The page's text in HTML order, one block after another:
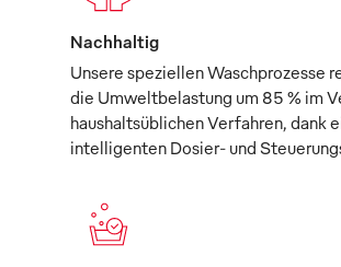
Nachhaltig
Unsere speziellen Waschprozesse
die Umweltbelastung um 85 % im
haushaltsüblichen Verfahren, dank
intelligenten Dosier- und